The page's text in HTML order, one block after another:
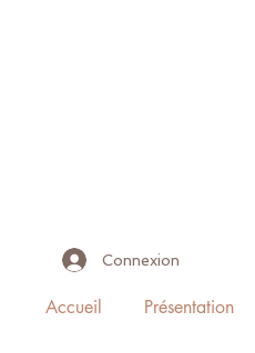
Connexion
Accueil Présentation